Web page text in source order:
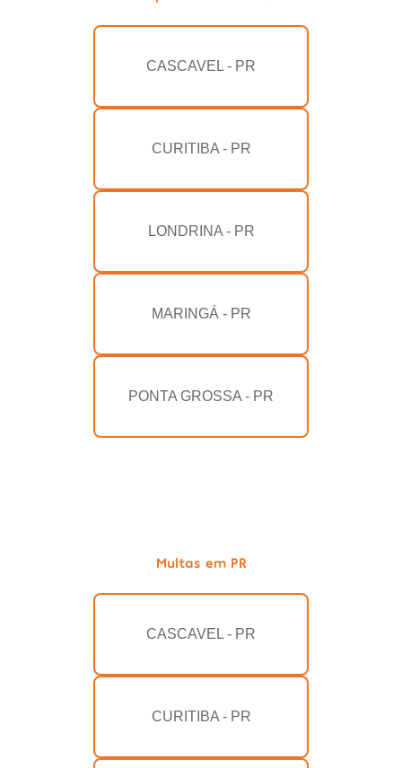
CASCAVEL - PR
CURITIBA - PR
LONDRINA - PR
MARINGÁ - PR
PONTA GROSSA - PR
Multas em PR
CASCAVEL - PR
CURITIBA - PR